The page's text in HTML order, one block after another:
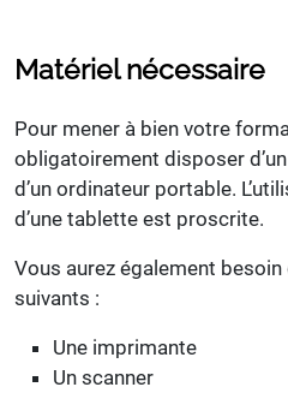
Matériel nécessaire
Pour mener à bien votre
obligatoirement disposer
d’un ordinateur portable.
d’une tablette est proscrite.
Vous aurez également
suivants :
Une imprimante
Un scanner